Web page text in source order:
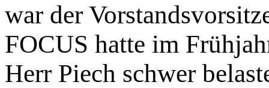
war der
FOCUS hatte im
Herr Piech schwer